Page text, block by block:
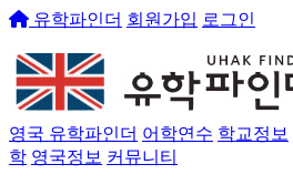
유학파인더 회원가입 로그인
영국 유학파인더 어학연수 학교정보
학 영국정보 커뮤니티